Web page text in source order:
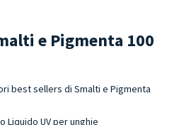
e Pigmenta 100
best sellers di Smalti e Pigmenta
Liquido UV per unghie